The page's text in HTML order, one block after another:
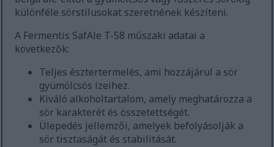
különféle sörstílusokat szeretnének készíteni.
A Fermentis SafAle T-58 műszaki adatai a
következők:
Teljes észtertermelés, ami hozzájárul a sör
gyümölcsös ízeihez.
Kiváló alkoholtartalom, amely meghatározza a
sör karakterét és összetettségét.
Ülepedés jellemzői, amelyek befolyásolják a
sör tisztaságát és stabilitását.